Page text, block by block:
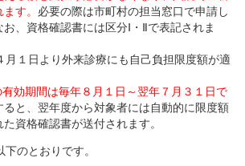
す。 必要の際は市町村の担当窓口で申請し
、資格確認書には区分Ⅰ・Ⅱで表記されま
１日より外来診療にも自己負担限度額が適
効期間は毎年８月１日～翌年７月３１日で
ると、翌年度から対象者には自動的に限度額
資格確認書が送付されます。
のとおりです。